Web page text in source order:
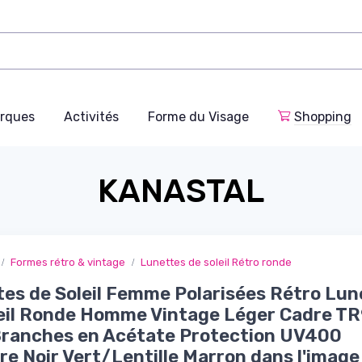
Activités Forme du Visage Shopping
KANASTAL
Formes rétro & vintage Lunettes de soleil Rétro ronde
de Soleil Femme Polarisées Rétro
Ronde Homme Vintage Léger Cadre
en Acétate Protection UV400
Noir Vert/Lentille Marron dans l'image